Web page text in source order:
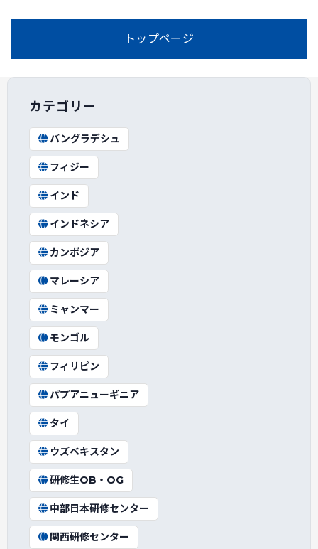
トップページ
カテゴリー
バングラデシュ
フィジー
インド
インドネシア
カンボジア
マレーシア
ミャンマー
モンゴル
フィリピン
パプアニューギニア
タイ
ウズベキスタン
研修生OB・OG
中部日本研修センター
関西研修センター